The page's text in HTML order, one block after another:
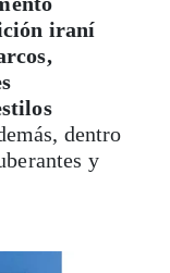
iraní
dentro
y